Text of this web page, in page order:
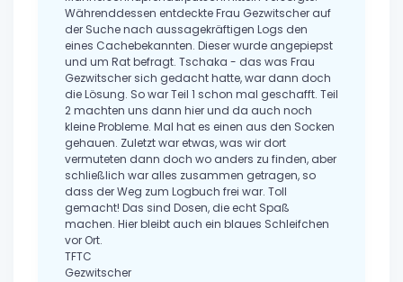
Währenddessen entdeckte Frau Gezwitscher auf
der Suche nach aussagekräftigen Logs den
eines Cachebekannten. Dieser wurde angepiepst
und um Rat befragt. Tschaka - das was Frau
Gezwitscher sich gedacht hatte, war dann doch
die Lösung. So war Teil 1 schon mal geschafft. Teil
2 machten uns dann hier und da auch noch
kleine Probleme. Mal hat es einen aus den Socken
gehauen. Zuletzt war etwas, was wir dort
vermuteten dann doch wo anders zu finden, aber
schließlich war alles zusammen getragen, so
dass der Weg zum Logbuch frei war. Toll
gemacht! Das sind Dosen, die echt Spaß
machen. Hier bleibt auch ein blaues Schleifchen
vor Ort.
TFTC
Gezwitscher